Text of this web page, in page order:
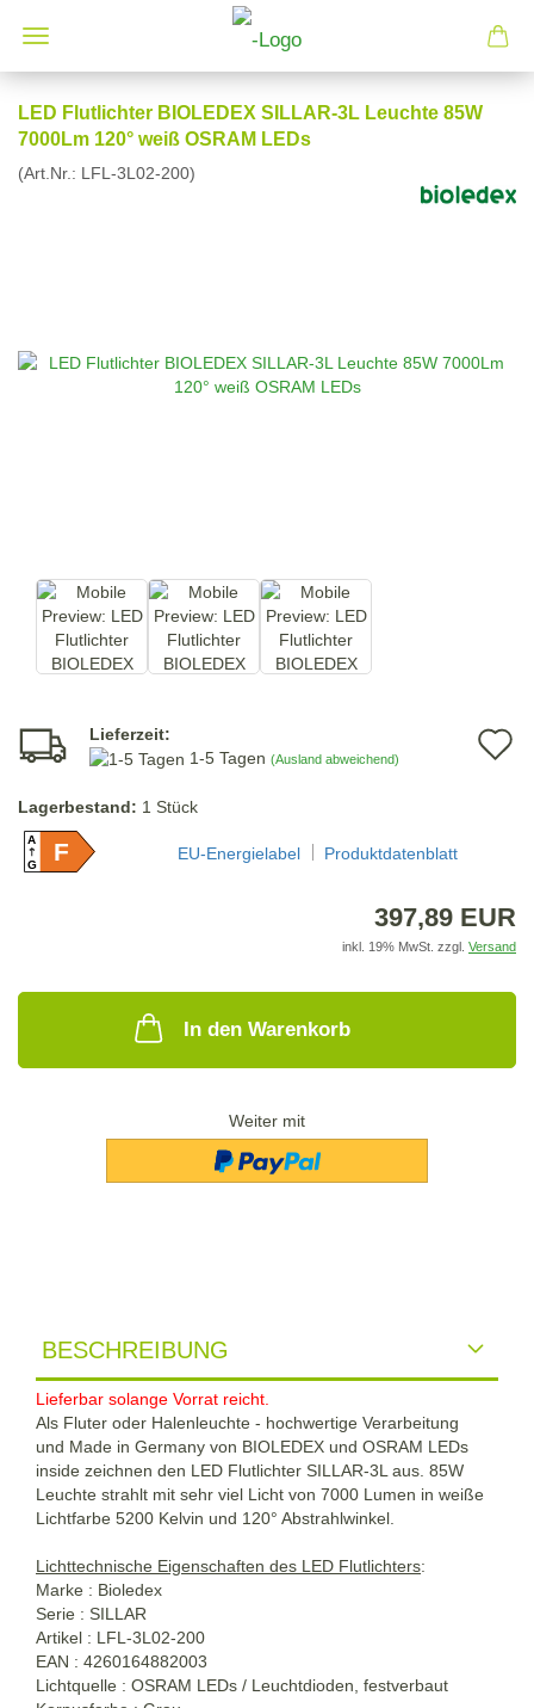
LED Flutlichter BIOLEDEX SILLAR-3L Leuchte 85W
7000Lm 120° weiß OSRAM LEDs
(Art.Nr.: LFL-3L02-200)
Lieferzeit:
1-5 Tagen (Ausland abweichend)
Lagerbestand: 1 Stück
A
GF EU-Energielabel Produktdatenblatt
397,89 EUR
inkl. 19% MwSt. zzgl. Versand
In den Warenkorb
Weiter mit
BESCHREIBUNG
Lieferbar solange Vorrat reicht.
Als Fluter oder Halenleuchte - hochwertige Verarbeitung
und Made in Germany von BIOLEDEX und OSRAM LEDs
inside zeichnen den LED Flutlichter SILLAR-3L aus. 85W
Leuchte strahlt mit sehr viel Licht von 7000 Lumen in weiße
Lichtfarbe 5200 Kelvin und 120° Abstrahlwinkel.
Lichttechnische Eigenschaften des LED Flutlichters:
Marke : Bioledex
Serie : SILLAR
Artikel : LFL-3L02-200
EAN : 4260164882003
Lichtquelle : OSRAM LEDs / Leuchtdioden, festverbaut